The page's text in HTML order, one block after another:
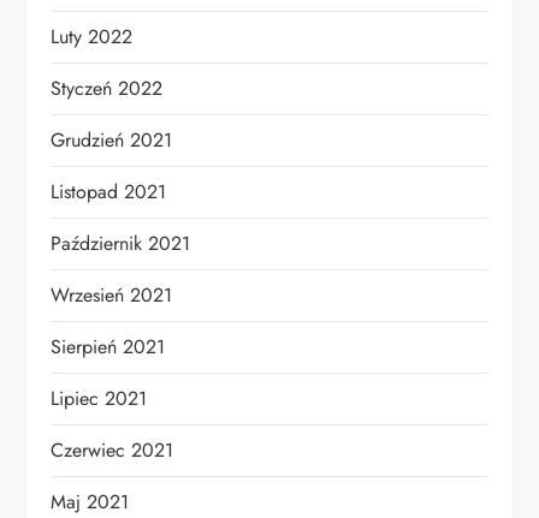
Luty 2022
Styczeń 2022
Grudzień 2021
Listopad 2021
Październik 2021
Wrzesień 2021
Sierpień 2021
Lipiec 2021
Czerwiec 2021
Maj 2021